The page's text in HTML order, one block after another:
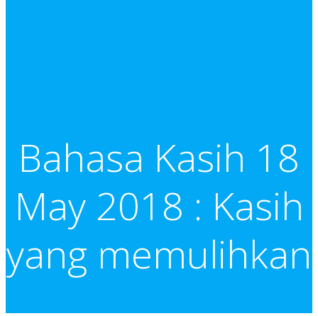
Bahasa Kasih 18
May 2018 : Kasih
yang memulihkan